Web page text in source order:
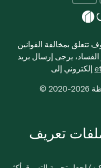
بمخالفة القوانين
الفساد، يرجى إرسال بريد
تعريف